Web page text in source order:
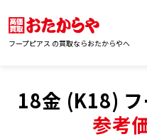
フープピアス の買取ならおたからやへ
18金 (K18)
参考